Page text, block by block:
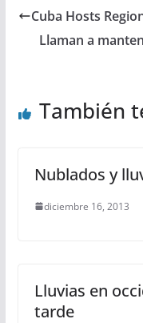
Cuba Hosts
Llaman a
También
Nublados y
diciembre 16, 2013
Lluvias en
tarde